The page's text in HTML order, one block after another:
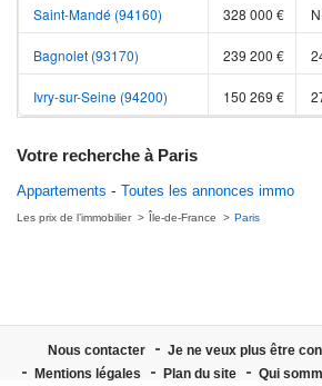
Saint-Mandé (94160) 328 000 €
Bagnolet (93170) 239 200 €
Ivry-sur-Seine (94200) 150 269 €
Votre recherche à Paris
Appartements Toutes les annonces immo
Les prix de l’immobilier Île-de-France Paris
Nous contacter
Je ne veux plus être
Mentions légales
Plan du site Qui